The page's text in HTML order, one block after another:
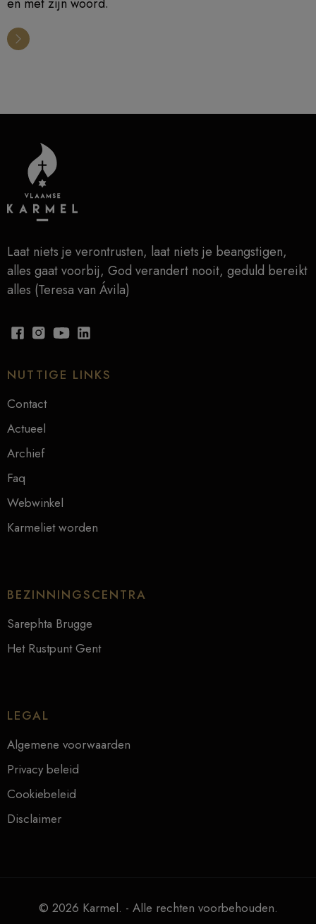
Laat niets je verontrusten, laat niets je beangstigen,
alles gaat voorbij, God verandert nooit, geduld bereikt
alles (Teresa van Ávila)
NUTTIGE LINKS
Contact
Actueel
Archief
Faq
Webwinkel
Karmeliet worden
BEZINNINGSCENTRA
Sarephta Brugge
Het Rustpunt Gent
LEGAL
Algemene voorwaarden
Privacy beleid
Cookiebeleid
Disclaimer
© 2026 Karmel. - Alle rechten voorbehouden.